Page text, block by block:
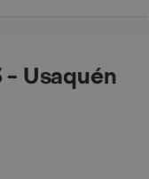
- Usaquén